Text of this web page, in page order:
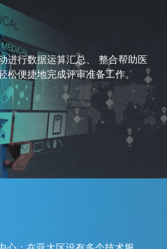
进行数据运算汇总、 整合帮助医
松便捷地完成评审准备工作。